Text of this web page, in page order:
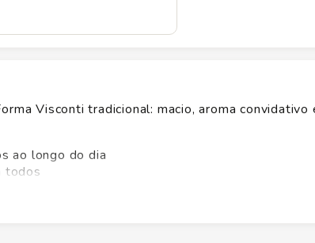
Visconti tradicional: macio, aroma
ao longo do dia
todos